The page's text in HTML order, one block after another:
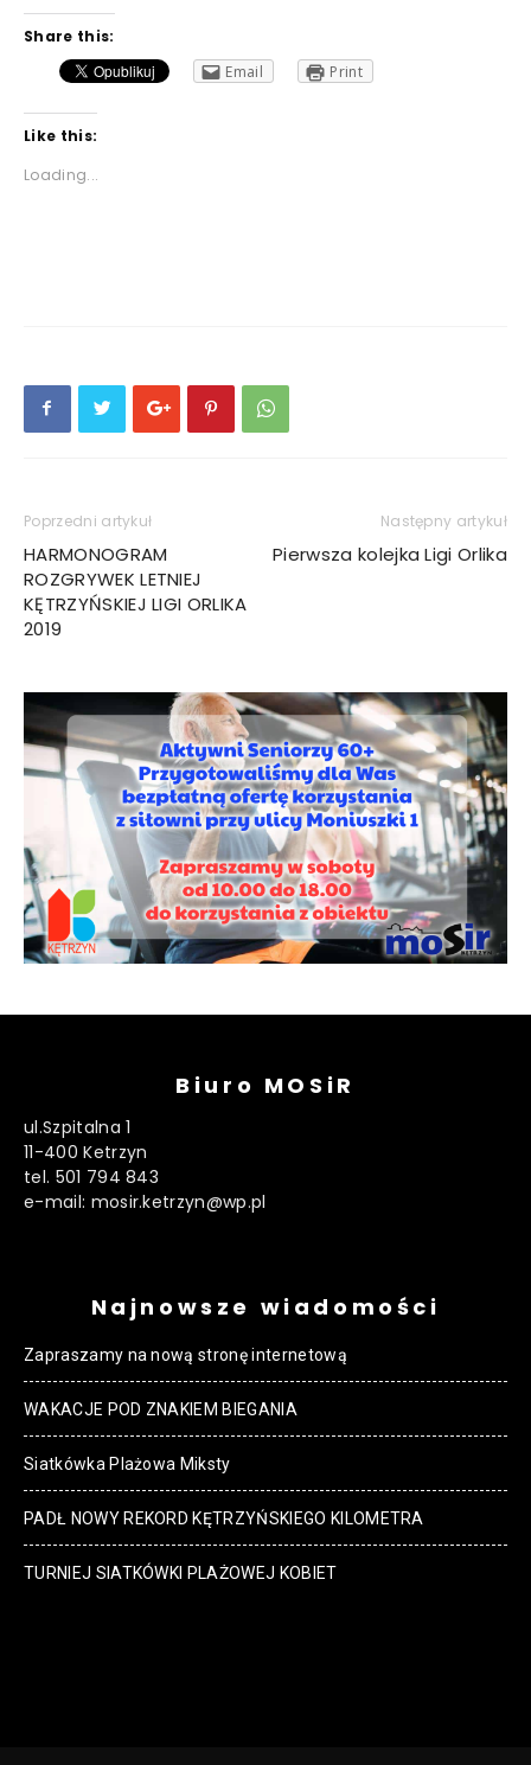
Share this:
Email
Print
Like this:
Loading...
Poprzedni artykuł
HARMONOGRAM
ROZGRYWEK LETNIEJ
KĘTRZYŃSKIEJ LIGI ORLIKA
2019
Następny artykuł
Pierwsza kolejka Ligi Orlika
Biuro MOSiR
ul.Szpitalna 1
11-400 Ketrzyn
tel. 501 794 843
e-mail: mosir.ketrzyn@wp.pl
Najnowsze wiadomości
Zapraszamy na nową stronę internetową
WAKACJE POD ZNAKIEM BIEGANIA
Siatkówka Plażowa Miksty
PADŁ NOWY REKORD KĘTRZYŃSKIEGO KILOMETRA
TURNIEJ SIATKÓWKI PLAŻOWEJ KOBIET